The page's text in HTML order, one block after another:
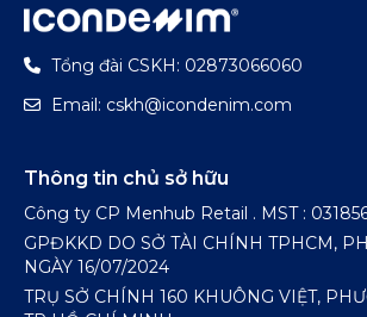
Tổng đài CSKH: 02873066060
Email: cskh@icondenim.com
Thông tin chủ sở hữu
Công ty CP Menhub Retail . MST :
GPĐKKD DO SỞ TÀI CHÍNH TPHCM,
NGÀY 16/07/2024
TRỤ SỞ CHÍNH 160 KHUÔNG VIỆT,